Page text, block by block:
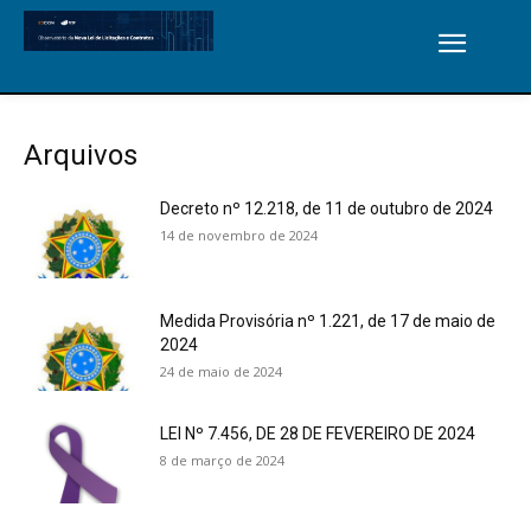
Arquivos
Decreto nº 12.218, de 11 de outubro de 2024
14 de novembro de 2024
Medida Provisória nº 1.221, de 17 de maio de
2024
24 de maio de 2024
LEI Nº 7.456, DE 28 DE FEVEREIRO DE 2024
8 de março de 2024